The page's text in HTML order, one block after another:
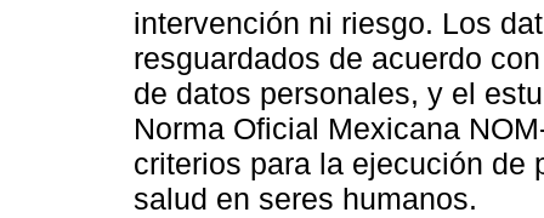
intervención ni riesgo. Los
resguardados de acuerdo
de datos personales, y el
Norma Oficial Mexicana
criterios para la ejecución de
salud en seres humanos.